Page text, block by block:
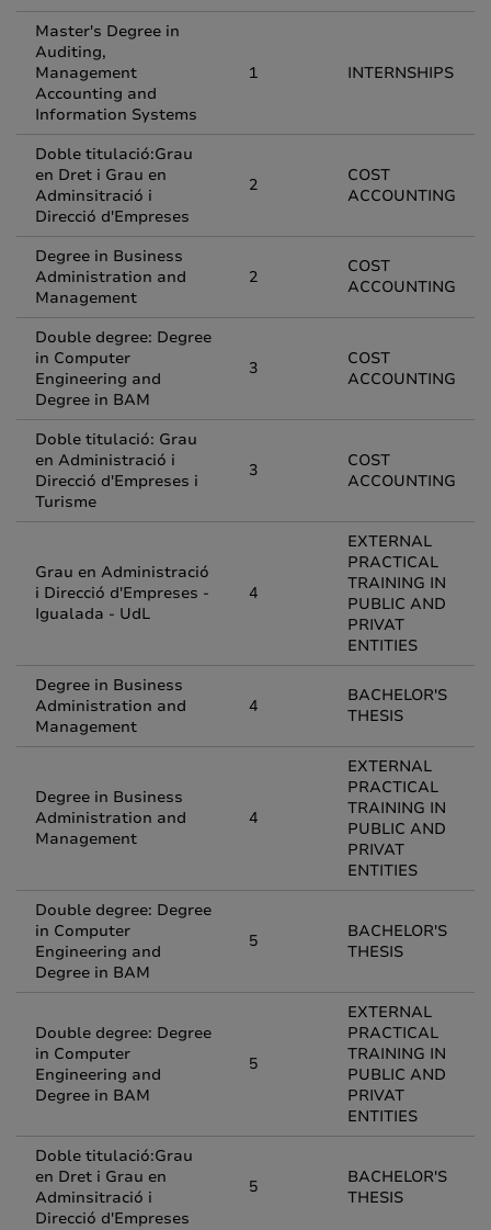
Master's Degree in
Auditing,
Management
Accounting and
Information Systems
1 INTERNSHIPS
Doble titulació:Grau
en Dret i Grau en
Adminsitració i
Direcció d'Empreses
2
COST
ACCOUNTING
Degree in Business
Administration and
Management
2
COST
ACCOUNTING
Double degree: Degree
in Computer
Engineering and
Degree in BAM
3
COST
ACCOUNTING
Doble titulació: Grau
en Administració i
Direcció d'Empreses i
Turisme
3
COST
ACCOUNTING
Grau en Administració
i Direcció d'Empreses -
Igualada - UdL
4
EXTERNAL
PRACTICAL
TRAINING IN
PUBLIC AND
PRIVAT
ENTITIES
Degree in Business
Administration and
Management
4
BACHELOR'S
THESIS
Degree in Business
Administration and
Management
4
EXTERNAL
PRACTICAL
TRAINING IN
PUBLIC AND
PRIVAT
ENTITIES
Double degree: Degree
in Computer
Engineering and
Degree in BAM
5
BACHELOR'S
THESIS
Double degree: Degree
in Computer
Engineering and
Degree in BAM
5
EXTERNAL
PRACTICAL
TRAINING IN
PUBLIC AND
PRIVAT
ENTITIES
Doble titulació:Grau
en Dret i Grau en
Adminsitració i
Direcció d'Empreses
5
BACHELOR'S
THESIS